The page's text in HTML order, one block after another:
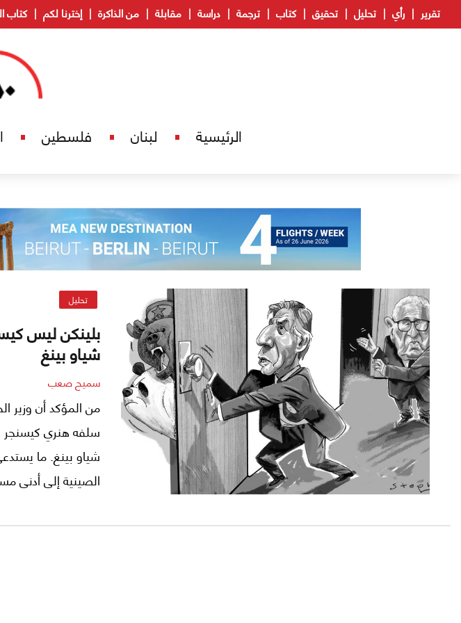
تقرير رأي تحليل تحقيق كتاب ترجمة دراسة مقابلة من الذاكرة إخترنا لكم كتاب
الرئيسية لبنان فلسطين
تحليل
بلينكن ليس
شياو بينغ
سميح صعب
من المؤكد أن وزير
سلفه هنري كيسنجر
شياو بينغ. ما
الصينية إلى أدنى
المتحدة ربما لم